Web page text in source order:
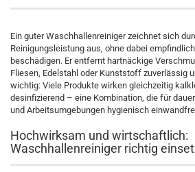
Ein guter Waschhallenreiniger zeichnet sich
Reinigungsleistung aus, ohne dabei
beschädigen. Er entfernt hartnäckige
Fliesen, Edelstahl oder Kunststoff zuverlässig
wichtig: Viele Produkte wirken gleichzeitig
desinfizierend – eine Kombination, die für
und Arbeitsumgebungen hygienisch
Hochwirksam und wirtschaftlich:
Waschhallenreiniger richtig